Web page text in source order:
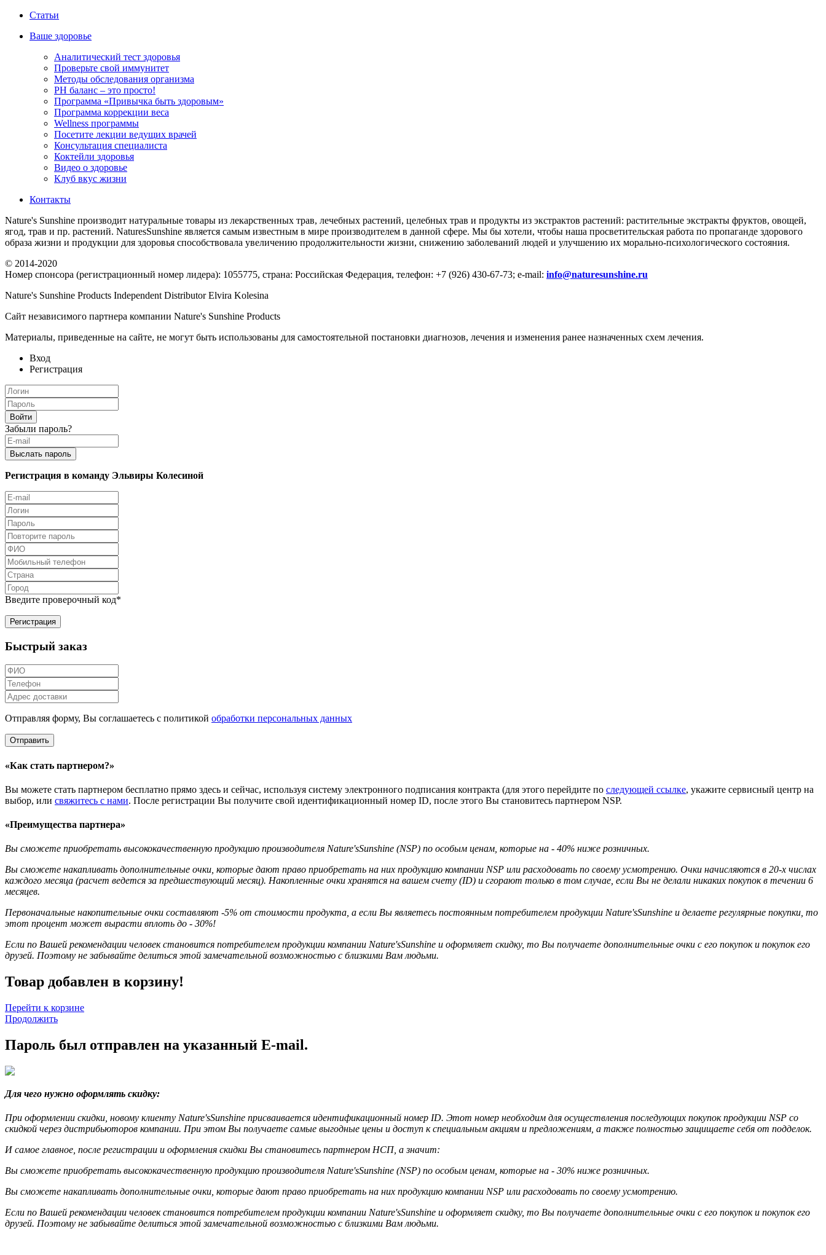
Статьи
Ваше здоровье
Аналитический тест здоровья
Проверьте свой иммунитет
Методы обследования организма
РH баланс – это просто!
Программа «Привычка быть здоровым»
Программа коррекции веса
Wellness программы
Посетите лекции ведущих врачей
Консультация специалиста
Коктейли здоровья
Видео о здоровье
Клуб вкус жизни
Контакты
Nature's Sunshine производит натуральные товары из лекарственных трав, лечебных растений, целебных трав и продукты из экстрактов растений: растительные экстракты фруктов, овощей,
ягод, трав и пр. растений. NaturesSunshine является самым известным в мире производителем в данной сфере. Мы бы хотели, чтобы наша просветительская работа по пропаганде здорового
образа жизни и продукции для здоровья способствовала увеличению продолжительности жизни, снижению заболеваний людей и улучшению их морально-психологического состояния.
© 2014-2020
Номер спонсора (регистрационный номер лидера): 1055775, страна: Российская Федерация, телефон: +7 (926) 430-67-73; e-mail: info@naturesunshine.ru
Nature's Sunshine Products Independent Distributor Elvira Kolesina
Сайт независимого партнера компании Nature's Sunshine Products
Материалы, приведенные на сайте, не могут быть использованы для самостоятельной постановки диагнозов, лечения и изменения ранее назначенных схем лечения.
Вход
Регистрация
Забыли пароль?
Регистрация в команду Эльвиры Колесиной
Введите проверочный код*
Быстрый заказ
Отправляя форму, Вы соглашаетесь с политикой обработки персональных данных
«Как стать партнером?»
Вы можете стать партнером бесплатно прямо здесь и сейчас, используя систему электронного подписания контракта (для этого перейдите по следующей ссылке, укажите сервисный центр на
выбор, или свяжитесь с нами. После регистрации Вы получите свой идентификационный номер ID, после этого Вы становитесь партнером NSP.
«Преимущества партнера»
Вы сможете приобретать высококачественную продукцию производителя Nature'sSunshine (NSP) по особым ценам, которые на - 40% ниже розничных.
Вы сможете накапливать дополнительные очки, которые дают право приобретать на них продукцию компании NSP или расходовать по своему усмотрению. Очки начисляются в 20-х числах
каждого месяца (расчет ведется за предшествующий месяц). Накопленные очки хранятся на вашем счету (ID) и сгорают только в том случае, если Вы не делали никаких покупок в течении 6
месяцев.
Первоначальные накопительные очки составляют -5% от стоимости продукта, а если Вы являетесь постоянным потребителем продукции Nature'sSunshine и делаете регулярные покупки, то
этот процент может вырасти вплоть до - 30%!
Если по Вашей рекомендации человек становится потребителем продукции компании Nature'sSunshine и оформляет скидку, то Вы получаете дополнительные очки с его покупок и покупок его
друзей. Поэтому не забывайте делиться этой замечательной возможностью с близкими Вам людьми.
Товар добавлен в корзину!
Перейти к корзине
Продолжить
Пароль был отправлен на указанный E-mail.
Для чего нужно оформлять скидку:
При оформлении скидки, новому клиенту Nature'sSunshine присваивается идентификационный номер ID. Этот номер необходим для осуществления последующих покупок продукции NSP со
скидкой через дистрибьюторов компании. При этом Вы получаете самые выгодные цены и доступ к специальным акциям и предложениям, а также полностью защищаете себя от подделок.
И самое главное, после регистрации и оформления скидки Вы становитесь партнером НСП, а значит:
Вы сможете приобретать высококачественную продукцию производителя Nature'sSunshine (NSP) по особым ценам, которые на - 30% ниже розничных.
Вы сможете накапливать дополнительные очки, которые дают право приобретать на них продукцию компании NSP или расходовать по своему усмотрению.
Если по Вашей рекомендации человек становится потребителем продукции компании Nature'sSunshine и оформляет скидку, то Вы получаете дополнительные очки с его покупок и покупок его
друзей. Поэтому не забывайте делиться этой замечательной возможностью с близкими Вам людьми.